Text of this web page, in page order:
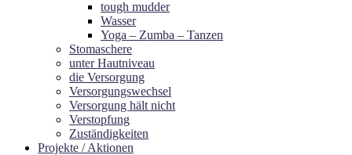
tough mudder
Wasser
Yoga – Zumba – Tanzen
Stomaschere
unter Hautniveau
die Versorgung
Versorgungswechsel
Versorgung hält nicht
Verstopfung
Zuständigkeiten
Projekte / Aktionen